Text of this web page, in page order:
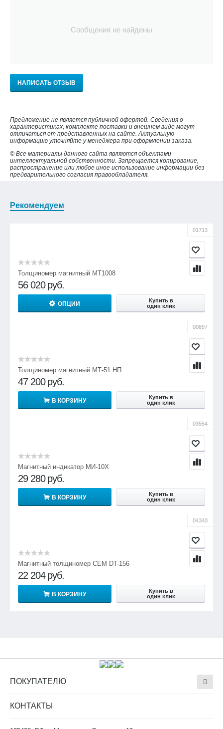
Сообщения не найдены
НАПИСАТЬ ОТЗЫВ
Предложение не является публичной офертой. Сведения о
характеристиках, комплекте поставки и внешнем виде могут
отличаться от представленных на сайте. Актуальную
информацию уточняйте у менеджера при оформлении заказа.
© Все материалы данного сайта являются объектами
интеллектуальной собственности. Запрещается копирование,
распространение или любое иное использование информации без
предварительного согласия правообладателя.
Рекомендуем
01713
Толщиномер магнитный МТ1008
56 020 руб.
ОПЦИИ
Купить в
один клик
00897
Толщиномер магнитный МТ-51 НП
47 200 руб.
В КОРЗИНУ
Купить в
один клик
03554
Магнитный индикатор МИ-10Х
29 280 руб.
В КОРЗИНУ
Купить в
один клик
04340
Магнитный толщиномер CEM DT-156
22 204 руб.
В КОРЗИНУ
Купить в
один клик
ПОКУПАТЕЛЮ
КОНТАКТЫ